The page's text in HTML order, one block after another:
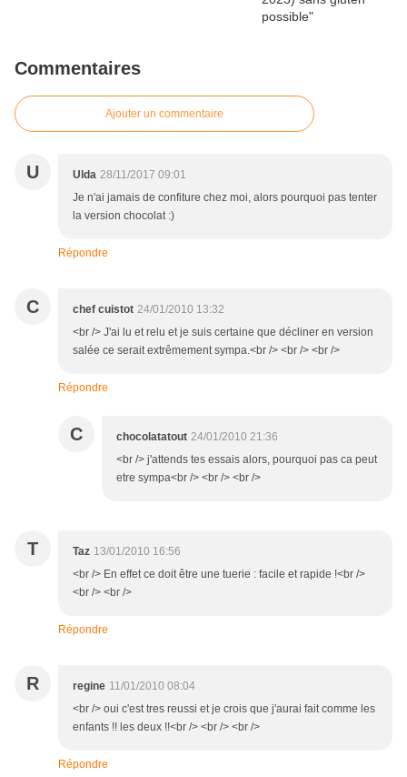
Commentaires
Ajouter un commentaire
U Ulda 28/11/2017 09:01
Je n'ai jamais de confiture chez moi, alors pourquoi pas tenter
la version chocolat :)
Répondre
C chef cuistot 24/01/2010 13:32
<br /> J'ai lu et relu et je suis certaine que décliner en version
salée ce serait extrêmement sympa.<br /> <br /> <br />
Répondre
C chocolatatout 24/01/2010 21:36
<br /> j'attends tes essais alors, pourquoi pas ca peut
etre sympa<br /> <br /> <br />
T Taz 13/01/2010 16:56
<br /> En effet ce doit être une tuerie : facile et rapide !<br />
<br /> <br />
Répondre
R regine 11/01/2010 08:04
<br /> oui c'est tres reussi et je crois que j'aurai fait comme les
enfants !! les deux !!<br /> <br /> <br />
Répondre